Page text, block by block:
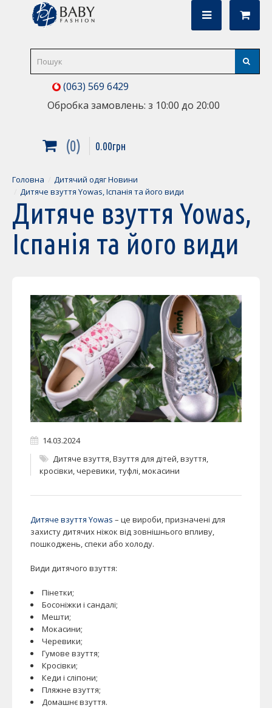
(063) 569 6429
Обробка замовлень: з 10:00 до 20:00
0 0.00грн
Головна
Дитячий одяг Новини
Дитяче взуття Yowas, Іспанія та його види
Дитяче взуття Yowas,
Іспанія та його види
14.03.2024
Дитяче взуття,Взуття для дітей,взуття,
кросівки,черевики,туфлі,мокасини
Дитяче взуття Yowas – це вироби, призначені для
захисту дитячих ніжок від зовнішнього впливу,
пошкоджень, спеки або холоду.
Види дитячого взуття:
Пінетки;
Босоніжки і сандалі;
Мешти;
Мокасини;
Черевики;
Гумове взуття;
Кросівки;
Кеди і сліпони;
Пляжне взуття;
Домашнє взуття.